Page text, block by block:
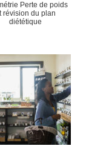
Perte de poids
révision du plan
diététique